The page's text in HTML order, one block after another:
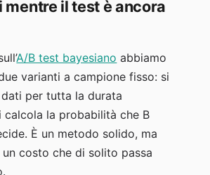
mentre il test è ancora
A/B test bayesiano abbiamo
varianti a campione fisso: si
per tutta la durata
calcola la probabilità che B
È un metodo solido, ma
costo che di solito passa